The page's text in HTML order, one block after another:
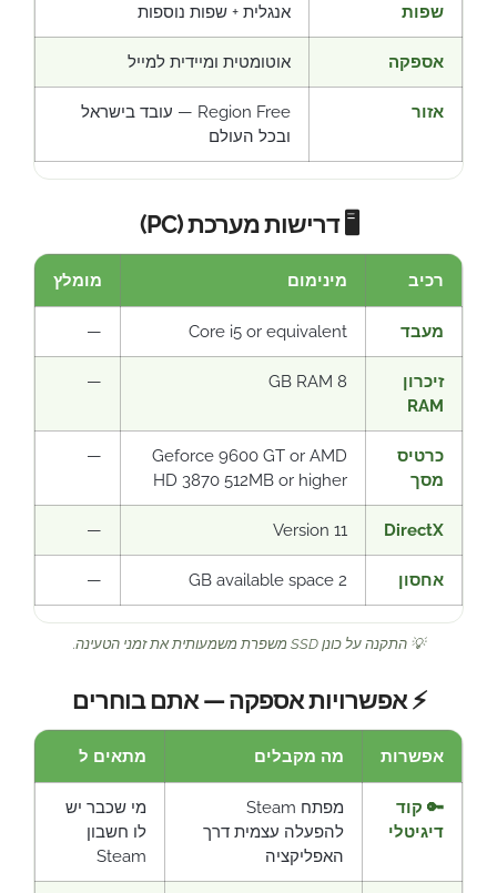
שפות אנגלית + שפות נוספות
אספקה אוטומטית ומיידית למייל
אזור
Region Free — עובד בישראל
ובכל העולם
🖥️ דרישות מערכת (PC)
רכיב מינימום מומלץ
מעבד Core i5 or equivalent
—
זיכרון
RAM
8 GB RAM
—
כרטיס
מסך
Geforce 9600 GT or AMD
HD 3870 512MB or higher
—
DirectX
Version 11
—
אחסון 2 GB available space
—
💡 התקנה על כונן SSD משפרת משמעותית את זמני הטעינה.
⚡ אפשרויות אספקה — אתם בוחרים
אפשרות מה מקבלים מתאים ל
🔑 קוד
דיגיטלי
מפתח Steam
להפעלה עצמית דרך
האפליקציה
מי שכבר יש
לו חשבון
Steam